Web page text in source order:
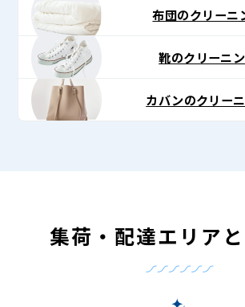
布団のクリーニ
靴のクリーニ
カバンのクリー
集荷・配達エリア